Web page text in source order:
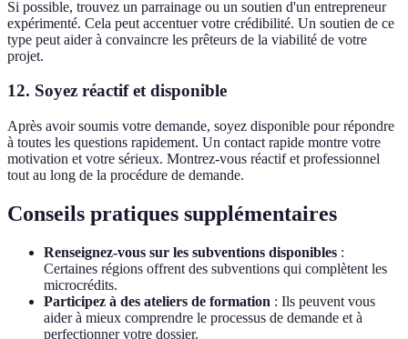
Si possible, trouvez un parrainage ou un soutien d'un entrepreneur
expérimenté. Cela peut accentuer votre crédibilité. Un soutien de ce
type peut aider à convaincre les prêteurs de la viabilité de votre
projet.
12. Soyez réactif et disponible
Après avoir soumis votre demande, soyez disponible pour répondre
à toutes les questions rapidement. Un contact rapide montre votre
motivation et votre sérieux. Montrez-vous réactif et professionnel
tout au long de la procédure de demande.
Conseils pratiques supplémentaires
Renseignez-vous sur les subventions disponibles :
Certaines régions offrent des subventions qui complètent les
microcrédits.
Participez à des ateliers de formation : Ils peuvent vous
aider à mieux comprendre le processus de demande et à
perfectionner votre dossier.